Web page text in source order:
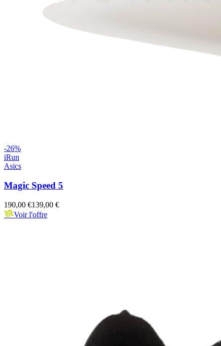
-26%
iRun
Asics
Magic Speed 5
190,00 €139,00 €
Voir l'offre